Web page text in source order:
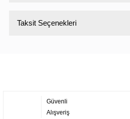
Taksit Seçenekleri
Güvenli
Alışveriş